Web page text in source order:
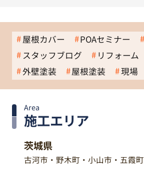
屋根カバー POAセミナー
スタッフブログ
リフォーム
外壁塗装
屋根塗装 現場
施工エリア
Area
茨城県
古河市・野木町・小山市・五霞